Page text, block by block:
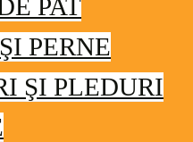
PAT
PERNE
ŞI PLEDURI